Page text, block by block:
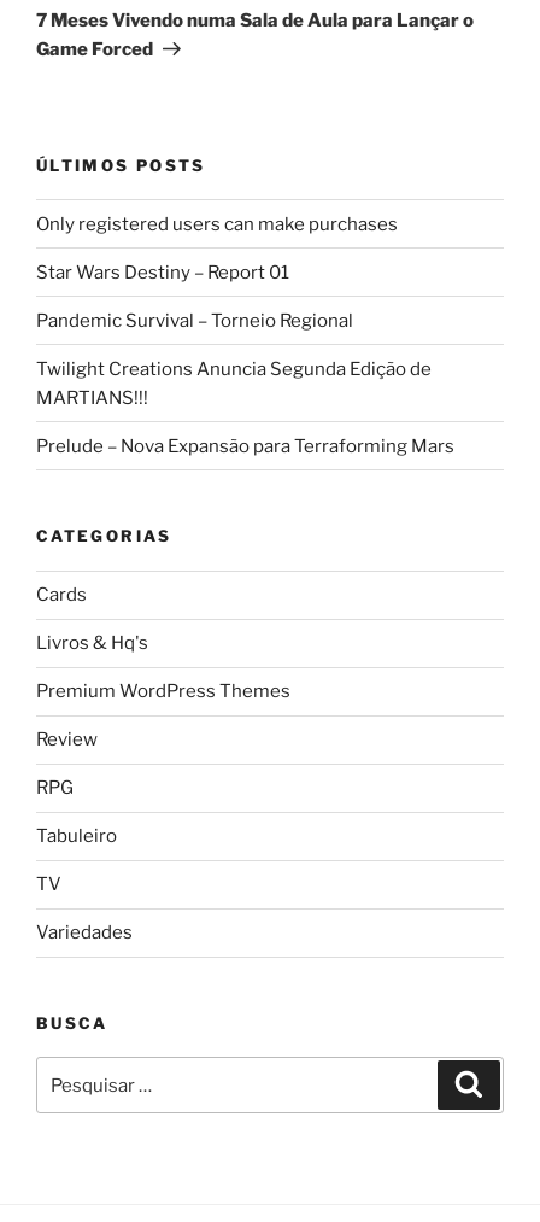
post
7 Meses Vivendo numa Sala de Aula para Lançar o
Game Forced
ÚLTIMOS POSTS
Only registered users can make purchases
Star Wars Destiny – Report 01
Pandemic Survival – Torneio Regional
Twilight Creations Anuncia Segunda Edição de
MARTIANS!!!
Prelude – Nova Expansão para Terraforming Mars
CATEGORIAS
Cards
Livros & Hq's
Premium WordPress Themes
Review
RPG
Tabuleiro
TV
Variedades
BUSCA
por: